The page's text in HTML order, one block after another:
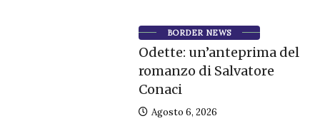
BORDER NEWS
Odette: un’anteprima del
romanzo di Salvatore
Conaci
Agosto 6, 2026